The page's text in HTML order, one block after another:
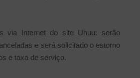
via Internet do site Uhuu: serão
e será solicitado o estorno
e taxa de serviço.